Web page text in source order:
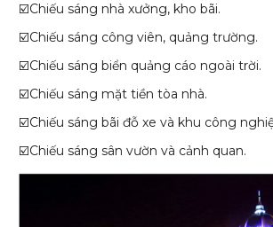
☑️Chiếu sáng nhà xưởng, kho bãi.
☑️Chiếu sáng công viên, quảng trường.
☑️Chiếu sáng biển quảng cáo ngoài trời.
☑️Chiếu sáng mặt tiền tòa nhà.
☑️Chiếu sáng bãi đỗ xe và khu công
☑️Chiếu sáng sân vườn và cảnh quan.